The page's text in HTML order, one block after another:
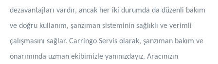
dezavantajları vardır, ancak her iki durumda da düzenli bakım
ve doğru kullanım, şanzıman sisteminin sağlıklı ve verimli
çalışmasını sağlar. Carringo Servis olarak, şanzıman bakım ve
onarımında uzman ekibimizle yanınızdayız. Aracınızın